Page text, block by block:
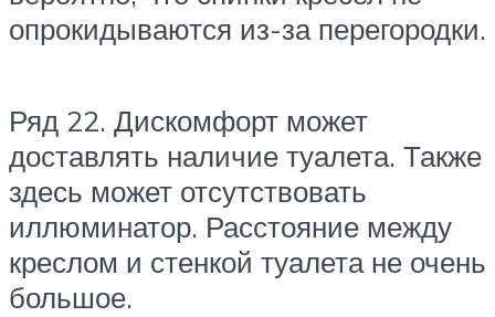
опрокидываются из-за перегородки.
Ряд 22. Дискомфорт может
доставлять наличие туалета. Также
здесь может отсутствовать
иллюминатор. Расстояние между
креслом и стенкой туалета не очень
большое.